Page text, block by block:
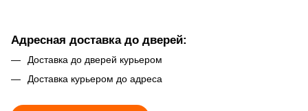
Адресная доставка до дверей:
Доставка до дверей курьером
Доставка курьером до адреса